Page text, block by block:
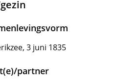
3 juni 1835
partner